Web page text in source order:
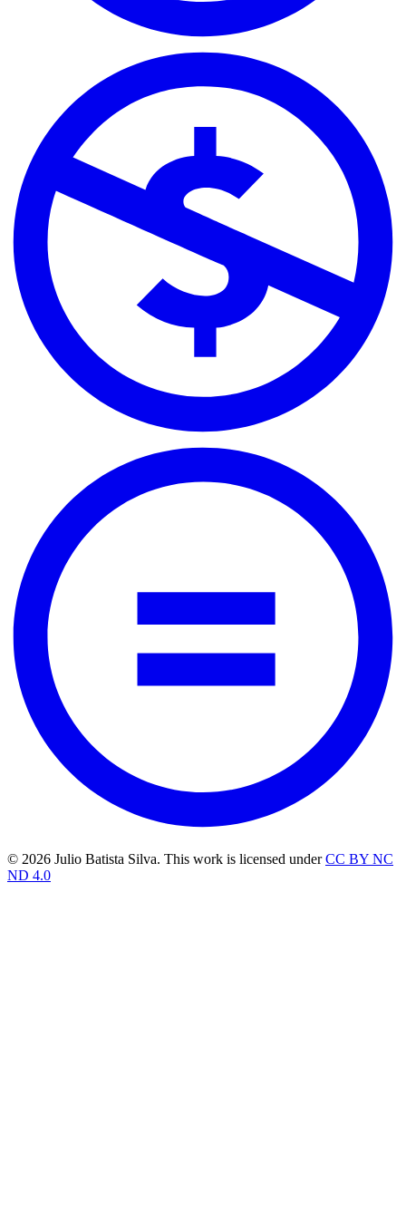
© 2026 Julio Batista Silva. This work is licensed underCC BY NC
ND 4.0